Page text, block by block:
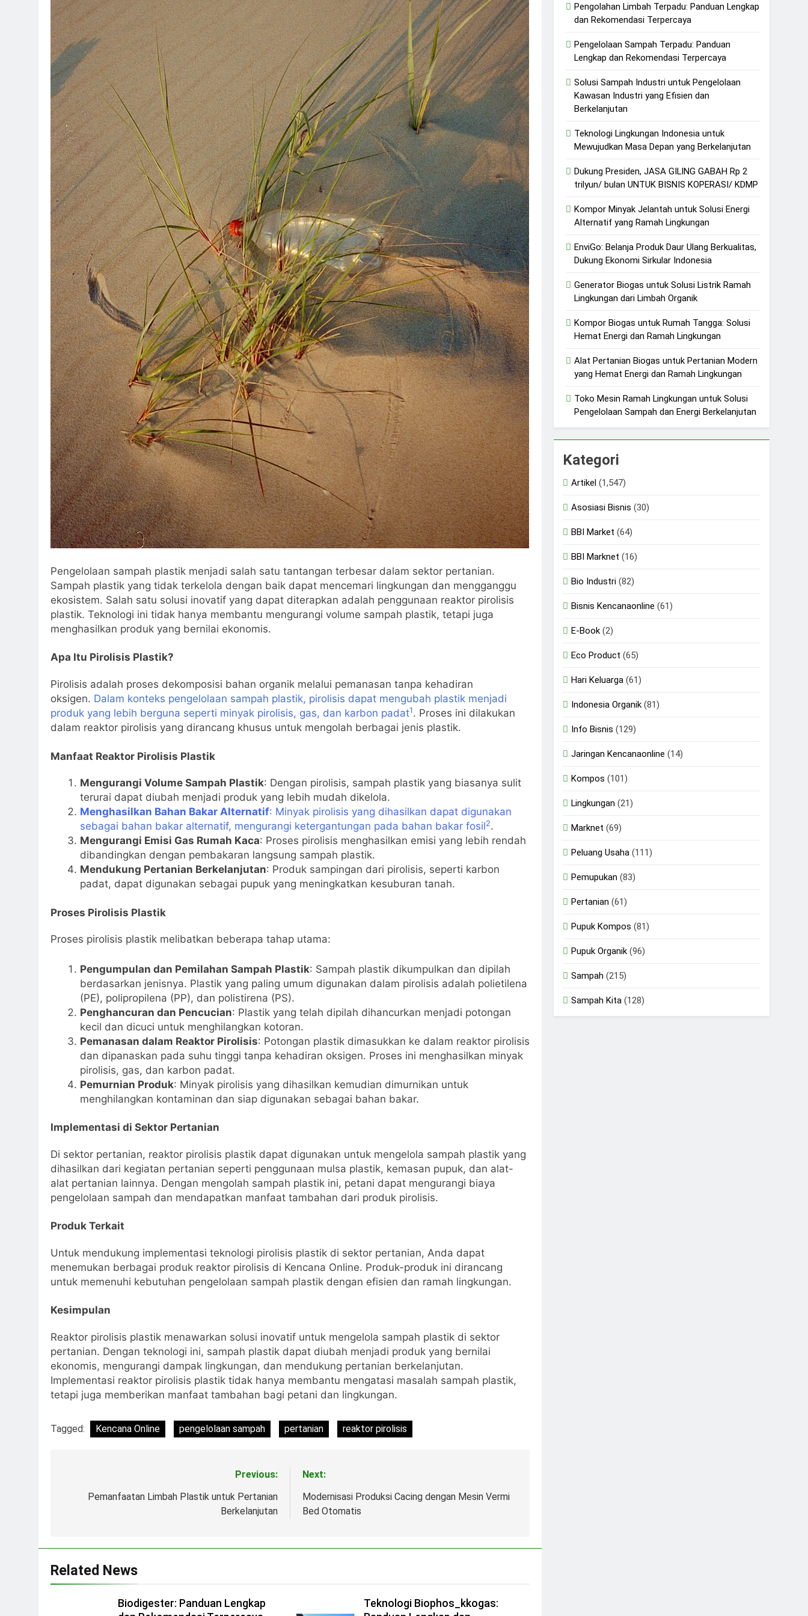
Pengelolaan sampah plastik menjadi salah satu tantangan terbesar dalam sektor pertanian.
Sampah plastik yang tidak terkelola dengan baik dapat mencemari lingkungan dan mengganggu
ekosistem. Salah satu solusi inovatif yang dapat diterapkan adalah penggunaan reaktor pirolisis
plastik. Teknologi ini tidak hanya membantu mengurangi volume sampah plastik, tetapi juga
menghasilkan produk yang bernilai ekonomis.
Apa Itu Pirolisis Plastik?
Pirolisis adalah proses dekomposisi bahan organik melalui pemanasan tanpa kehadiran
oksigen. Dalam konteks pengelolaan sampah plastik, pirolisis dapat mengubah plastik menjadi
produk yang lebih berguna seperti minyak pirolisis, gas, dan karbon padat1. Proses ini dilakukan
dalam reaktor pirolisis yang dirancang khusus untuk mengolah berbagai jenis plastik.
Manfaat Reaktor Pirolisis Plastik
Mengurangi Volume Sampah Plastik: Dengan pirolisis, sampah plastik yang biasanya sulit
terurai dapat diubah menjadi produk yang lebih mudah dikelola.
Menghasilkan Bahan Bakar Alternatif: Minyak pirolisis yang dihasilkan dapat digunakan
sebagai bahan bakar alternatif, mengurangi ketergantungan pada bahan bakar fosil2.
Mengurangi Emisi Gas Rumah Kaca: Proses pirolisis menghasilkan emisi yang lebih rendah
dibandingkan dengan pembakaran langsung sampah plastik.
Mendukung Pertanian Berkelanjutan: Produk sampingan dari pirolisis, seperti karbon
padat, dapat digunakan sebagai pupuk yang meningkatkan kesuburan tanah.
Proses Pirolisis Plastik
Proses pirolisis plastik melibatkan beberapa tahap utama:
Pengumpulan dan Pemilahan Sampah Plastik: Sampah plastik dikumpulkan dan dipilah
berdasarkan jenisnya. Plastik yang paling umum digunakan dalam pirolisis adalah polietilena
(PE), polipropilena (PP), dan polistirena (PS).
Penghancuran dan Pencucian: Plastik yang telah dipilah dihancurkan menjadi potongan
kecil dan dicuci untuk menghilangkan kotoran.
Pemanasan dalam Reaktor Pirolisis: Potongan plastik dimasukkan ke dalam reaktor pirolisis
dan dipanaskan pada suhu tinggi tanpa kehadiran oksigen. Proses ini menghasilkan minyak
pirolisis, gas, dan karbon padat.
Pemurnian Produk: Minyak pirolisis yang dihasilkan kemudian dimurnikan untuk
menghilangkan kontaminan dan siap digunakan sebagai bahan bakar.
Implementasi di Sektor Pertanian
Di sektor pertanian, reaktor pirolisis plastik dapat digunakan untuk mengelola sampah plastik yang
dihasilkan dari kegiatan pertanian seperti penggunaan mulsa plastik, kemasan pupuk, dan alat-
alat pertanian lainnya. Dengan mengolah sampah plastik ini, petani dapat mengurangi biaya
pengelolaan sampah dan mendapatkan manfaat tambahan dari produk pirolisis.
Produk Terkait
Untuk mendukung implementasi teknologi pirolisis plastik di sektor pertanian, Anda dapat
menemukan berbagai produk reaktor pirolisis di Kencana Online. Produk-produk ini dirancang
untuk memenuhi kebutuhan pengelolaan sampah plastik dengan efisien dan ramah lingkungan.
Kesimpulan
Reaktor pirolisis plastik menawarkan solusi inovatif untuk mengelola sampah plastik di sektor
pertanian. Dengan teknologi ini, sampah plastik dapat diubah menjadi produk yang bernilai
ekonomis, mengurangi dampak lingkungan, dan mendukung pertanian berkelanjutan.
Implementasi reaktor pirolisis plastik tidak hanya membantu mengatasi masalah sampah plastik,
tetapi juga memberikan manfaat tambahan bagi petani dan lingkungan.
Tagged: Kencana Online pengelolaan sampah pertanian reaktor pirolisis
Previous:
Pemanfaatan Limbah Plastik untuk Pertanian
Berkelanjutan
Next:
Modernisasi Produksi Cacing dengan Mesin Vermi
Bed Otomatis
Related News
Biodigester: Panduan Lengkap
Teknologi Biophos_kkogas:
Pengolahan Limbah Terpadu: Panduan Lengkap
dan Rekomendasi Terpercaya
Pengelolaan Sampah Terpadu: Panduan
Lengkap dan Rekomendasi Terpercaya
Solusi Sampah Industri untuk Pengelolaan
Kawasan Industri yang Efisien dan
Berkelanjutan
Teknologi Lingkungan Indonesia untuk
Mewujudkan Masa Depan yang Berkelanjutan
Dukung Presiden, JASA GILING GABAH Rp 2
trilyun/ bulan UNTUK BISNIS KOPERASI/ KDMP
Kompor Minyak Jelantah untuk Solusi Energi
Alternatif yang Ramah Lingkungan
EnviGo: Belanja Produk Daur Ulang Berkualitas,
Dukung Ekonomi Sirkular Indonesia
Generator Biogas untuk Solusi Listrik Ramah
Lingkungan dari Limbah Organik
Kompor Biogas untuk Rumah Tangga: Solusi
Hemat Energi dan Ramah Lingkungan
Alat Pertanian Biogas untuk Pertanian Modern
yang Hemat Energi dan Ramah Lingkungan
Toko Mesin Ramah Lingkungan untuk Solusi
Pengelolaan Sampah dan Energi Berkelanjutan
Kategori
Artikel (1,547)
Asosiasi Bisnis (30)
BBI Market (64)
BBI Marknet (16)
Bio Industri (82)
Bisnis Kencanaonline (61)
E-Book (2)
Eco Product (65)
Hari Keluarga (61)
Indonesia Organik (81)
Info Bisnis (129)
Jaringan Kencanaonline (14)
Kompos (101)
Lingkungan (21)
Marknet (69)
Peluang Usaha (111)
Pemupukan (83)
Pertanian (61)
Pupuk Kompos (81)
Pupuk Organik (96)
Sampah (215)
Sampah Kita (128)